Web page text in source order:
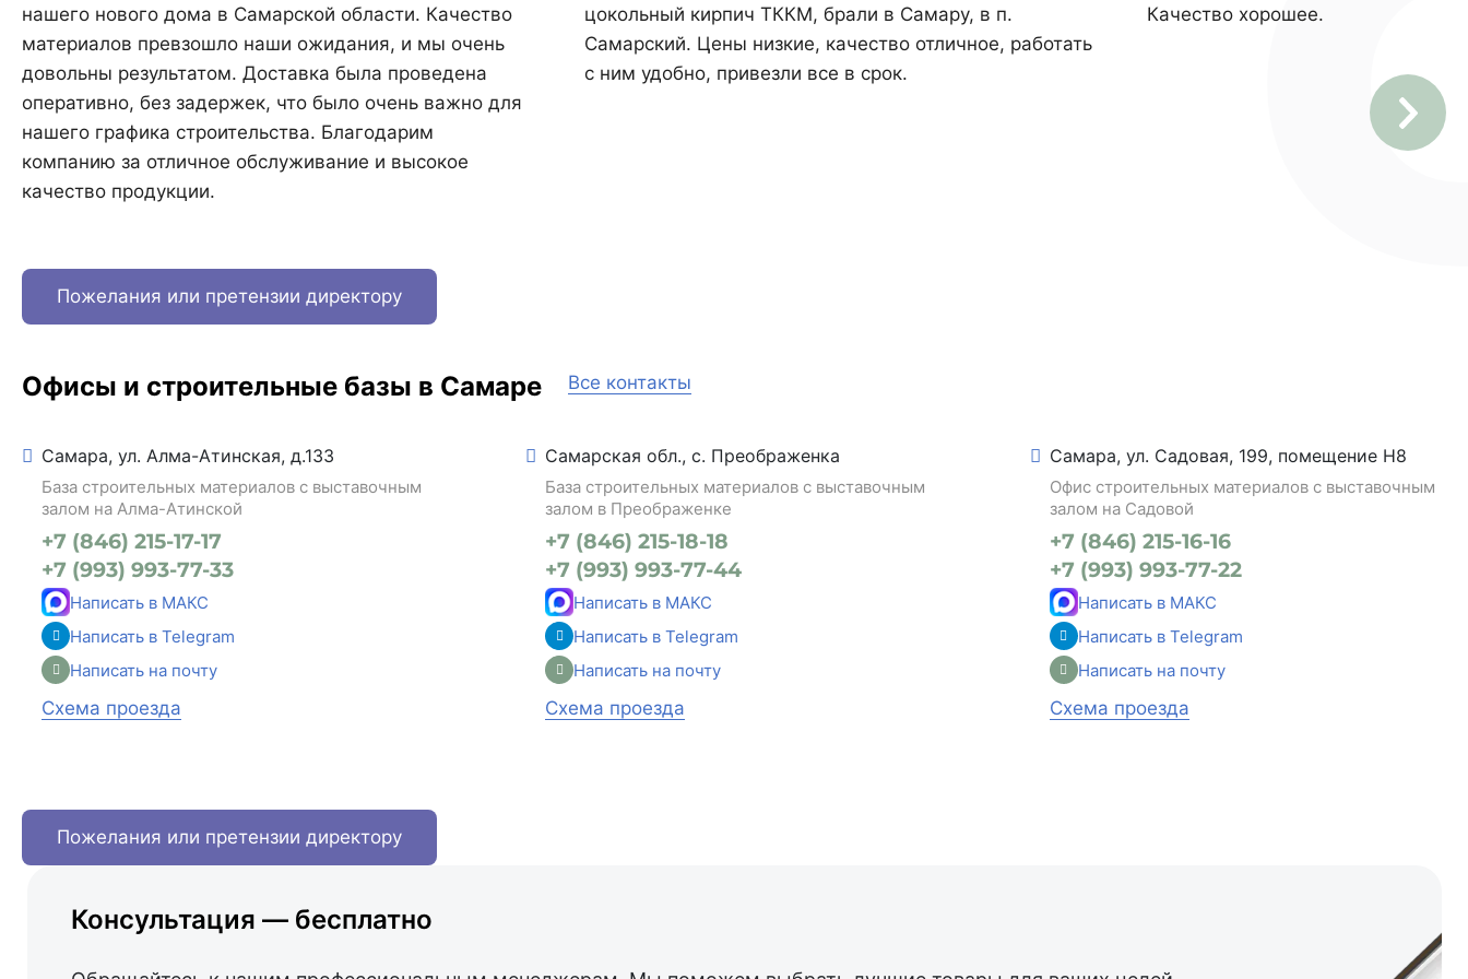
нашего нового дома в Самарской области. Качество
материалов превзошло наши ожидания, и мы очень
довольны результатом. Доставка была проведена
оперативно, без задержек, что было очень важно для
нашего графика строительства. Благодарим
компанию за отличное обслуживание и высокое
качество продукции.
цокольный кирпич ТККМ, брали в Самару, в п.
Самарский. Цены низкие, качество отличное, работать
с ним удобно, привезли все в срок.
Качество хорошее.
Пожелания или претензии директору
Офисы и строительные базы в Самаре Все контакты
Самара, ул. Алма-Атинская, д.133
База строительных материалов с выставочным
залом на Алма-Атинской
+7 (846) 215-17-17
+7 (993) 993-77-33
Написать в МАКС
Написать в Telegram
Написать на почту
Схема проезда
Самарская обл., с. Преображенка
База строительных материалов с выставочным
залом в Преображенке
+7 (846) 215-18-18
+7 (993) 993-77-44
Написать в МАКС
Написать в Telegram
Написать на почту
Схема проезда
Самара, ул. Садовая, 199, помещение Н8
Офис строительных материалов с выставочным
залом на Садовой
+7 (846) 215-16-16
+7 (993) 993-77-22
Написать в МАКС
Написать в Telegram
Написать на почту
Схема проезда
Пожелания или претензии директору
Консультация — бесплатно